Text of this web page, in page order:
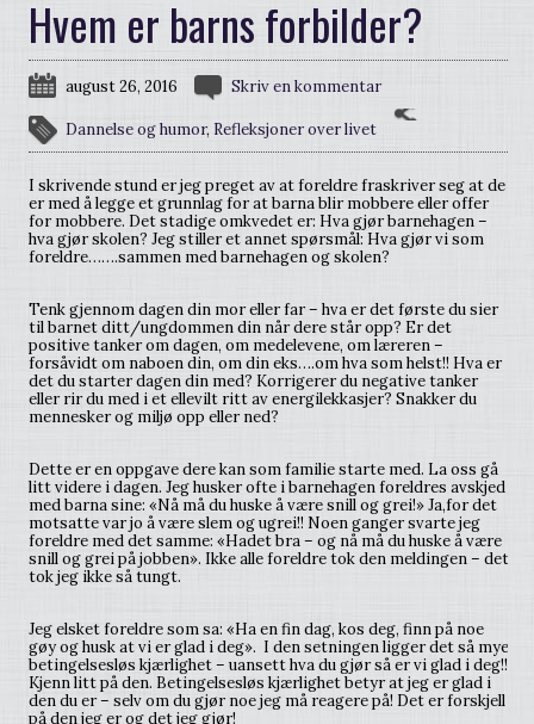
Hvem er barns forbilder?
august 26, 2016 Skriv en kommentar
Dannelse og humor, Refleksjoner over livet
I skrivende stund er jeg preget av at foreldre fraskriver seg at de
er med å legge et grunnlag for at barna blir mobbere eller offer
for mobbere. Det stadige omkvedet er: Hva gjør barnehagen –
hva gjør skolen? Jeg stiller et annet spørsmål: Hva gjør vi som
foreldre…….sammen med barnehagen og skolen?
Tenk gjennom dagen din mor eller far – hva er det første du sier
til barnet ditt/ungdommen din når dere står opp? Er det
positive tanker om dagen, om medelevene, om læreren –
forsåvidt om naboen din, om din eks….om hva som helst!! Hva er
det du starter dagen din med? Korrigerer du negative tanker
eller rir du med i et ellevilt ritt av energilekkasjer? Snakker du
mennesker og miljø opp eller ned?
Dette er en oppgave dere kan som familie starte med. La oss gå
litt videre i dagen. Jeg husker ofte i barnehagen foreldres avskjed
med barna sine: «Nå må du huske å være snill og grei!» Ja,for det
motsatte var jo å være slem og ugrei!! Noen ganger svarte jeg
foreldre med det samme: «Hadet bra – og nå må du huske å være
snill og grei på jobben». Ikke alle foreldre tok den meldingen – det
tok jeg ikke så tungt.
Jeg elsket foreldre som sa: «Ha en fin dag, kos deg, finn på noe
gøy og husk at vi er glad i deg». I den setningen ligger det så mye
betingelsesløs kjærlighet – uansett hva du gjør så er vi glad i deg!!
Kjenn litt på den. Betingelsesløs kjærlighet betyr at jeg er glad i
den du er – selv om du gjør noe jeg må reagere på! Det er forskjell
på den jeg er og det jeg gjør!